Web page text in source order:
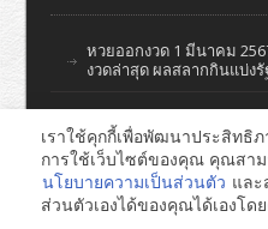
หวยออกงวด 1 มีนาคม
งวดล่าสุด ผลสลากกินแบ่งรั
ดูหนังออนไลน์ หนังใหม่ แรงบัน
หาดใหญ่ ทำเว็บไซต์ © 2026
เราใช้คุกกี้เพื่อพัฒนาประสิทธิ
การใช้เว็บไซต์ของคุณ คุณสาม
นโยบายความเป็นส่วนตัว และ
ส่วนตัวเองได้ของคุณได้เองโด